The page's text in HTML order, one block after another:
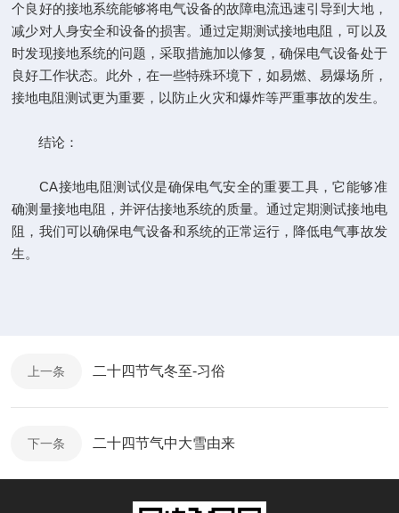
个良好的接地系统能够将电气设备的故障电流迅速引导到大地，
减少对人身安全和设备的损害。通过定期测试接地电阻，可以及
时发现接地系统的问题，采取措施加以修复，确保电气设备处于
良好工作状态。此外，在一些特殊环境下，如易燃、易爆场所，
接地电阻测试更为重要，以防止火灾和爆炸等严重事故的发生。
结论：
CA接地电阻测试仪是确保电气安全的重要工具，它能够准
确测量接地电阻，并评估接地系统的质量。通过定期测试接地电
阻，我们可以确保电气设备和系统的正常运行，降低电气事故发
生。
上一条 二十四节气冬至-习俗
下一条 二十四节气中大雪由来